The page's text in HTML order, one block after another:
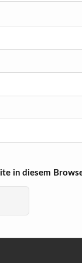
in diesem